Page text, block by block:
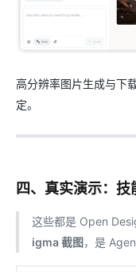
高分辨率图片生成与下
定。
四、真实演示：技
这些都是 Open
igma 截图，是